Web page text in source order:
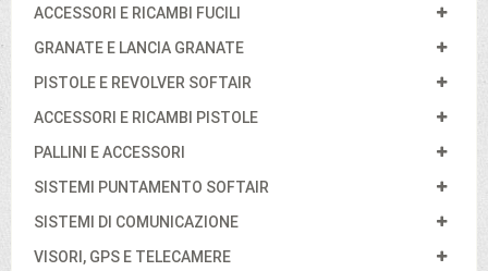
ACCESSORI E RICAMBI FUCILI
GRANATE E LANCIA GRANATE
PISTOLE E REVOLVER SOFTAIR
ACCESSORI E RICAMBI PISTOLE
PALLINI E ACCESSORI
SISTEMI PUNTAMENTO SOFTAIR
SISTEMI DI COMUNICAZIONE
VISORI, GPS E TELECAMERE